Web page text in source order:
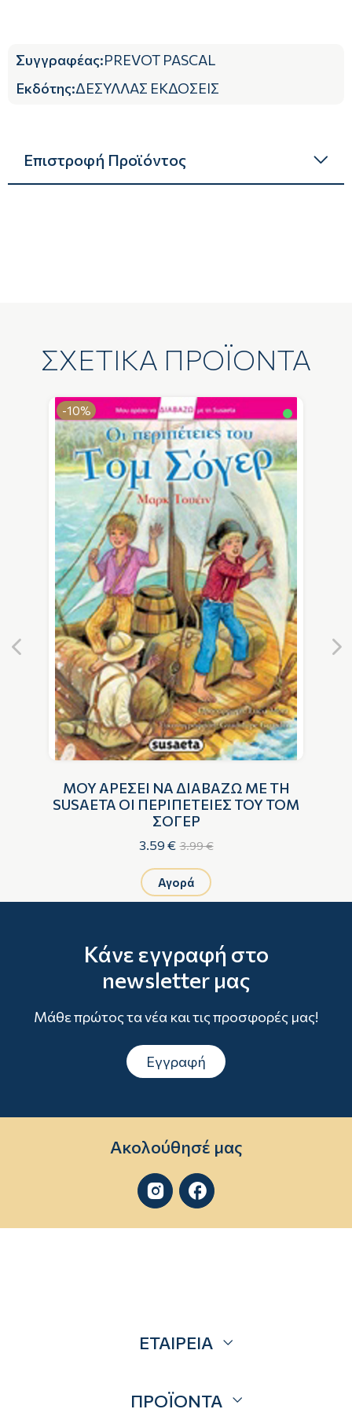
Συγγραφέας:PREVOT PASCAL
Εκδότης:ΔΕΣΥΛΛΑΣ ΕΚΔΟΣΕΙΣ
Επιστροφή Προϊόντος
ΣΧΕΤΙΚΑ ΠΡΟΪΟΝΤΑ
-10%
ΜΟΥ ΑΡΕΣΕΙ ΝΑ ΔΙΑΒΑΖΩ ΜΕ ΤΗ
SUSAETA ΟΙ ΠΕΡΙΠΕΤΕΙΕΣ ΤΟΥ ΤΟΜ
ΣΟΓΕΡ
3.59 € 3.99 €
Αγορά
Κάνε εγγραφή στο
newsletter μας
Μάθε πρώτος τα νέα και τις προσφορές μας!
Εγγραφή
Ακολούθησέ μας
 
ΕΤΑΙΡΕΙΑ
Επικοινωνία
ΠΡΟΪΟΝΤΑ